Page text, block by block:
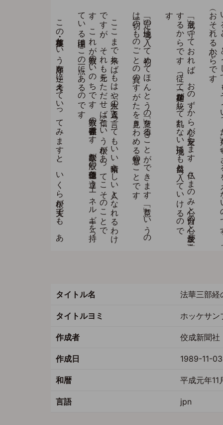
。
「戒」を
守っ
て
お
れ
ば
、
お
の
ず
か
ら
心が
安定し
ま
す
。
仏さ
ま
の
み
心と
自分の
心と
波長が
合致
す
る
か
ら
で
す
。
従っ
て
「定（精神が
統一し
て
乱れ
な
い
境地）」に
も
自然と
入っ
て
い
け
る
の
で
す
。
「定」の
境地に
入っ
て
初め
て
ほ
ん
と
う
の
「慧」を
得る
こ
と
が
で
き
ま
す
。
「慧」と
い
う
の
は
一切の
も
の
ご
と
の
真の
す
が
た
を
見き
わ
め
る
智慧の
こ
と
で
す
。
こ
こ
ま
で
来れ
ば
も
は
や
「人生の
達人」と
言っ
て
も
い
い
素晴ら
し
い
人と
な
れ
る
わ
け
で
す
が
、
そ
れ
も
元を
た
だ
せ
ば
「信」と
い
う
根が
あ
っ
て
こ
そ
の
こ
と
で
す
。
こ
れ
が
宗教の
い
の
ち
で
す
。
宗教の
存在価値で
す
。
宗教が
一般の
倫理・道徳と
違う
エ
ネ
ル
ギ
ーを
持っ
て
い
る
理由は
こ
の
一点に
あ
る
の
で
す
。
こ
の
根・茎・枝・葉と
い
う
順序を
逆に
考え
て
い
っ
て
み
ま
す
と
、
い
く
ら
根が
丈夫で
も
、
あ
る
べ
き
枝葉が
落ち
た
り
、
茎が
切ら
れ
た
り
し
た
ら
、
つ
い
に
は
根も
腐っ
て
し
ま
い
ま
す
。
そ
れ
と
同じ
で
、
ほ
ん
と
う
の
「慧」が
な
か
っ
た
ら
、
「信」も
間違っ
た
信、
す
な
わ
ち
迷信に
な
っ
て
し
ま
い
ま
す
タイトル名 法華三部経
タイトルヨミ ホッケサ
作成者 佼成新聞社
作成日 1989-11-03
和暦 平成元年11
言語 jpn